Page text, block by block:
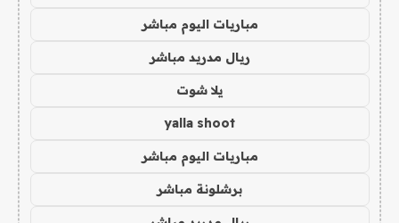
مباريات اليوم مباشر
ريال مدريد مباشر
يلا شوت
yalla shoot
مباريات اليوم مباشر
برشلونة مباشر